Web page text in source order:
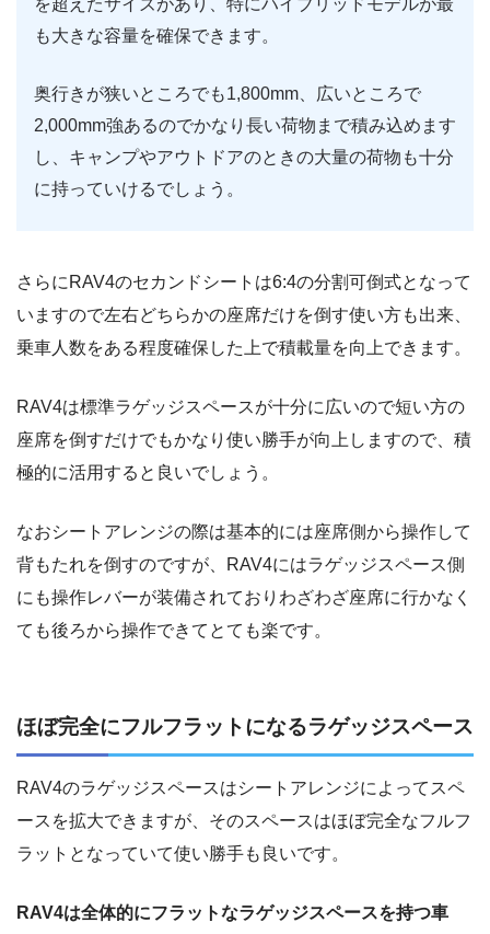
も大きな容量を確保できます。
奥行きが狭いところでも1,800mm、広いところで
2,000mm強あるのでかなり長い荷物まで積み込めます
し、キャンプやアウトドアのときの大量の荷物も十分
に持っていけるでしょう。
さらにRAV4のセカンドシートは6:4の分割可倒式となって
いますので左右どちらかの座席だけを倒す使い方も出来、
乗車人数をある程度確保した上で積載量を向上できます。
RAV4は標準ラゲッジスペースが十分に広いので短い方の
座席を倒すだけでもかなり使い勝手が向上しますので、積
極的に活用すると良いでしょう。
なおシートアレンジの際は基本的には座席側から操作して
背もたれを倒すのですが、RAV4にはラゲッジスペース側
にも操作レバーが装備されておりわざわざ座席に行かなく
ても後ろから操作できてとても楽です。
ほぼ完全にフルフラットになるラゲッジスペース
RAV4のラゲッジスペースはシートアレンジによってスペ
ースを拡大できますが、そのスペースはほぼ完全なフルフ
ラットとなっていて使い勝手も良いです。
RAV4は全体的にフラットなラゲッジスペースを持つ車